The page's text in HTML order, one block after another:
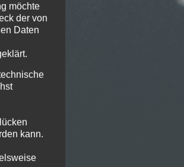
möchte
der von
Daten
kann.